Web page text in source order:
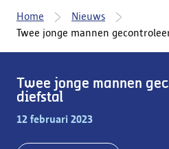
Home
Nieuws
Twee jonge mannen
Twee jonge mannen
diefstal
12 februari 2023